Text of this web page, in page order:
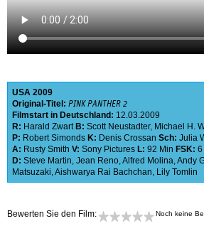
USA 2009
Original-Titel: PINK PANTHER 2
Filmstart in Deutschland: 12.03.2009
R: Harald Zwart B: Scott Neustadter, Michael H.
P: Robert Simonds K: Denis Crossan Sch: Julia
A: Rusty Smith V: Sony Pictures L: 92 Min FSK: 6
D: Steve Martin, Jean Reno,Alfred Molina,Andy
Matsuzaki,Aishwarya Rai Bachchan, Lily Tomlin
Bewerten Sie den Film: Noch keine